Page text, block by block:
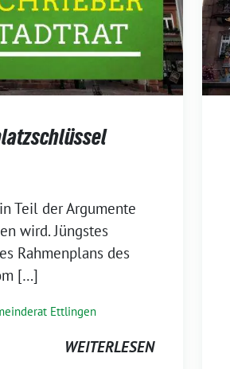
Teil der Argumente
wird. Jüngstes
Rahmenplans des
[…]
Ettlingen
WEITERLESEN